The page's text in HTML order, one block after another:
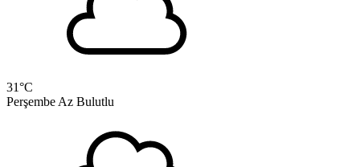
31°C
Perşembe Az Bulutlu